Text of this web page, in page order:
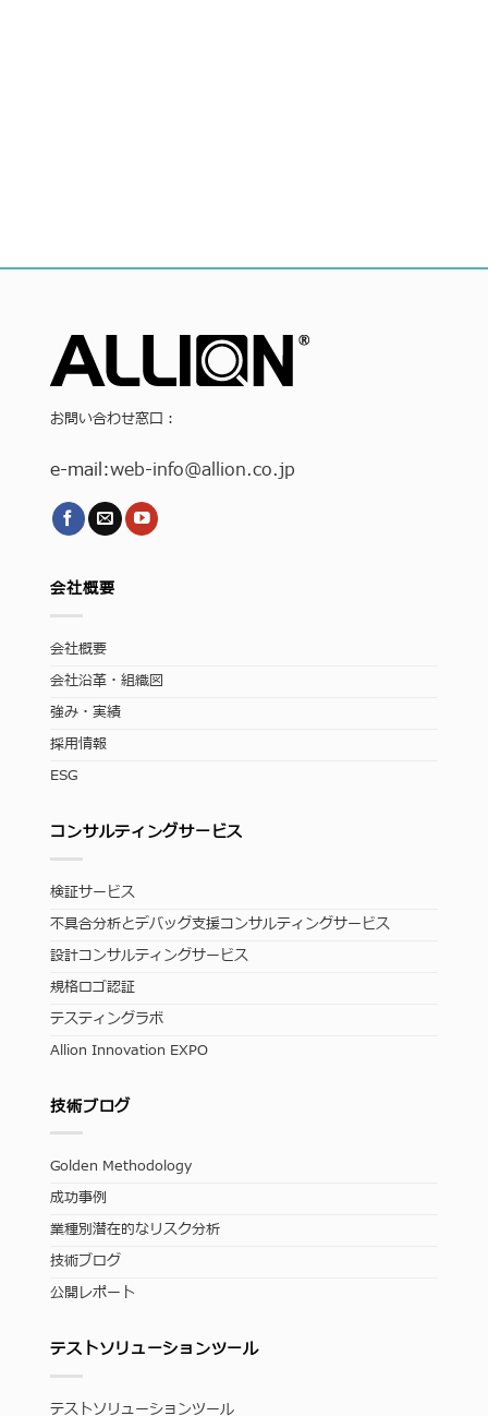
お問い合わせ窓口：
e-mail:web-info@allion.co.jp
会社概要
会社概要
会社沿革・組織図
強み・実績
採用情報
ESG
コンサルティングサービス
検証サービス
不具合分析とデバッグ支援コンサルティングサービス
設計コンサルティングサービス
規格ロゴ認証
テスティングラボ
Allion Innovation EXPO
技術ブログ
Golden Methodology
成功事例
業種別潜在的なリスク分析
技術ブログ
公開レポート
テストソリューションツール
テストソリューションツール